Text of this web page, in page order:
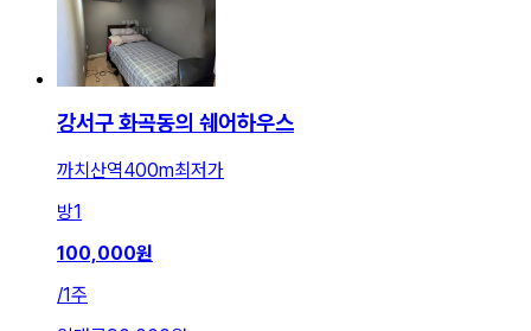
강서구 화곡동의 쉐어하우스
까치산역400m최저가
방1
100,000원
/1주